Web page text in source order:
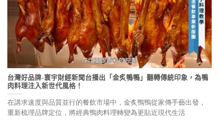
台灣好品牌-寰宇財經新聞台播出「金炙鴨鴨」翻轉傳統印象，為鴨
肉料理注入新世代風格！
在講求速度與品質並行的餐飲市場中，金炙鴨鴨從家傳手藝出發，
重新梳理品牌定位，將經典鴨肉料理轉變為更貼近現代生活